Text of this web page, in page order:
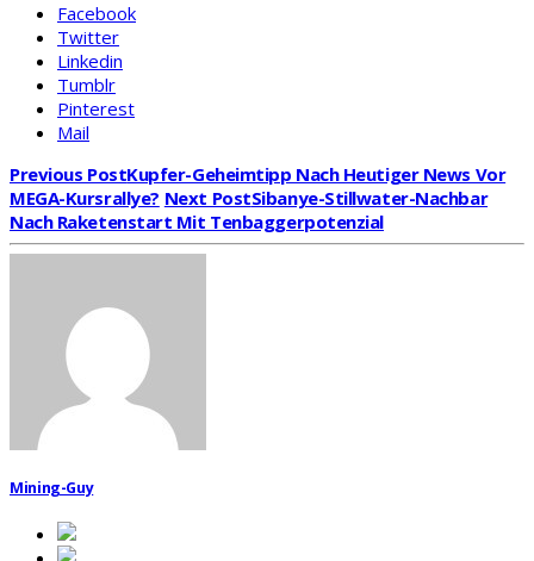
Facebook
Twitter
Linkedin
Tumblr
Pinterest
Mail
Previous PostKupfer-Geheimtipp Nach Heutiger News Vor
MEGA-Kursrallye? Next PostSibanye-Stillwater-Nachbar
Nach Raketenstart Mit Tenbaggerpotenzial
Mining-Guy